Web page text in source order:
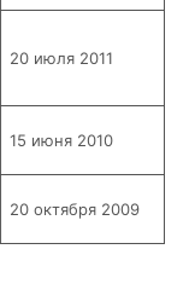
20 июля 2011
15 июня 2010
20 октября 2009